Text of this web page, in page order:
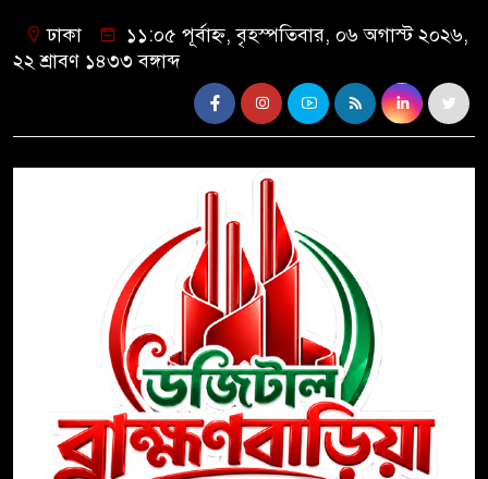
ঢাকা
১১:০৫ পূর্বাহ্ন, বৃহস্পতিবার, ০৬ অগাস্ট ২০২৬,
২২ শ্রাবণ ১৪৩৩ বঙ্গাব্দ